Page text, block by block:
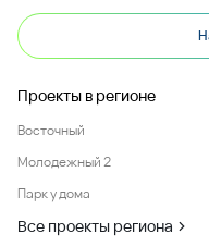
Проекты в регионе
Восточный
Молодежный 2
Парк у дома
Все проекты региона